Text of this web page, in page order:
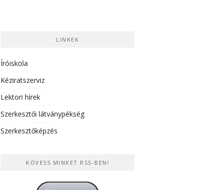
LINKEK
Íróiskola
Kéziratszerviz
Lektori hírek
Szerkesztői látványpékség
Szerkesztőképzés
KÖVESS MINKET RSS-BEN!